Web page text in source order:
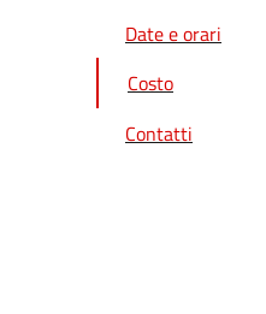
Date e orari
Costo
Contatti